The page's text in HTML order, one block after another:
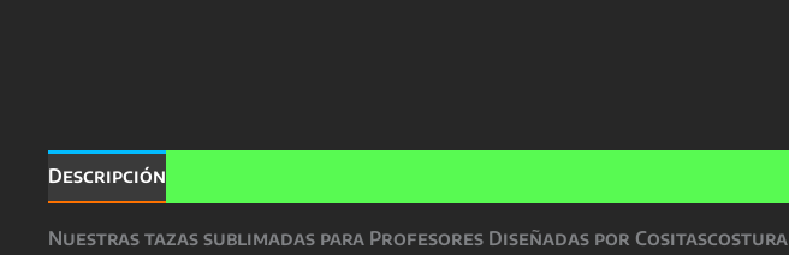
Descripción
Nuestras tazas sublimadas para Profesores Diseñadas por Cositascostura